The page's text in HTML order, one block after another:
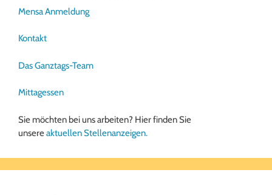
Mensa Anmeldung
Kontakt
Das Ganztags-Team
Mittagessen
Sie möchten bei uns arbeiten? Hier finden Sie
unsereaktuellen Stellenanzeigen.